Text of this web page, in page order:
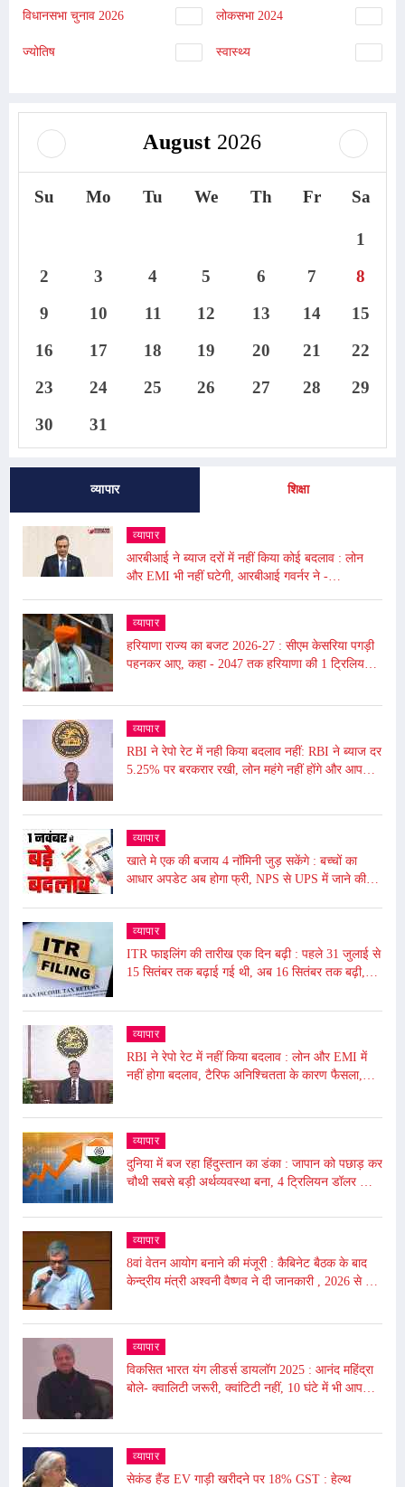
विधानसभा चुनाव 2026 लोकसभा 2024
ज्योतिष स्वास्थ्य
August 2026
Su Mo Tu We Th Fr Sa
1
2
3 4 5 6 7
8
9
10 11 12 13 14
15
16
17 18 19 20 21
22
23
24 25 26 27 28
29
30
31
व्यापार शिक्षा
व्यापार
आरबीआई ने ब्याज दरों में नहीं किया कोई बदलाव : लोन
और EMI भी नहीं घटेगी, आरबीआई गवर्नर ने -
व्यापार
हरियाणा राज्य का बजट 2026-27 : सीएम केसरिया पगड़ी
पहनकर आए, कहा - 2047 तक हरियाणा की 1 ट्रिलियन
व्यापार
RBI ने रेपो रेट में नही किया बदलाव नहीं: RBI ने ब्याज दर
5.25% पर बरकरार रखी, लोन महंगे नहीं होंगे और आपकी
व्यापार
खाते मे एक की बजाय 4 नॉमिनी जुड़ सकेंगे : बच्चों का
आधार अपडेट अब होगा फ्री, NPS से UPS में जाने की
व्यापार
ITR फाइलिंग की तारीख एक दिन बढ़ी : पहले 31 जुलाई से
15 सितंबर तक बढ़ाई गई थी, अब 16 सितंबर तक बढ़ी,
व्यापार
RBI ने रेपो रेट में नहीं किया बदलाव : लोन और EMI में
नहीं होगा बदलाव, टैरिफ अनिश्चितता के कारण फैसला,
व्यापार
दुनिया में बज रहा हिंदुस्तान का डंका : जापान को पछाड़ कर
चौथी सबसे बड़ी अर्थव्यवस्था बना, 4 ट्रिलियन डॉलर की
व्यापार
8वां वेतन आयोग बनाने की मंजूरी : कैबिनेट बैठक के बाद
केन्द्रीय मंत्री अश्वनी वैष्णव ने दी जानकारी , 2026 से लागू
व्यापार
विकसित भारत यंग लीडर्स डायलॉग 2025 : आनंद महिंद्रा
बोले- क्वालिटी जरूरी, क्वांटिटी नहीं, 10 घंटे में भी आप
व्यापार
सेकंड हैंड EV गाड़ी खरीदने पर 18% GST : हेल्थ